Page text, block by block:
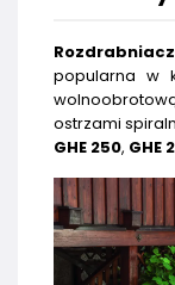
popularna w
ostrzami
GHE 250, GHE